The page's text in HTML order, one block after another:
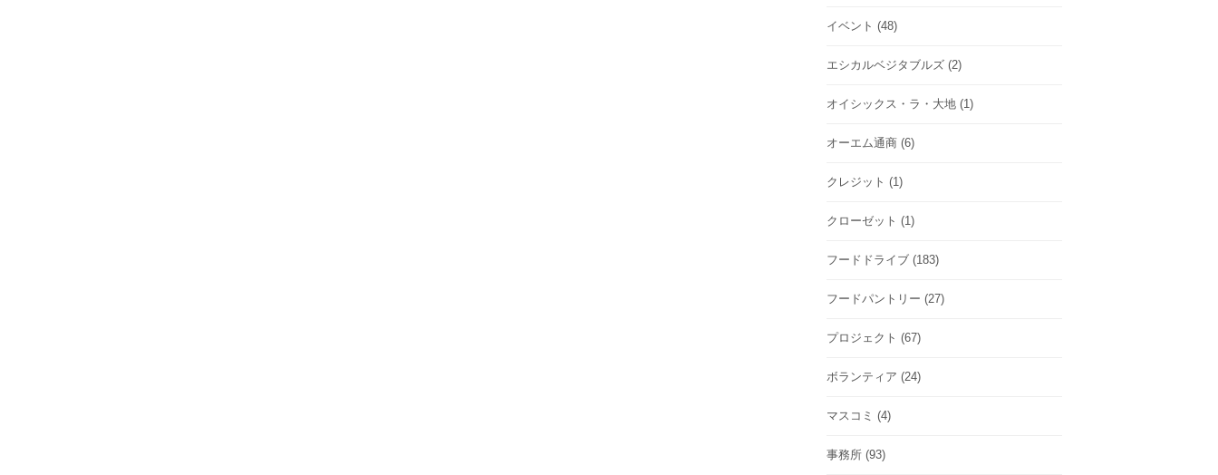
イベント (48)
エシカルベジタブルズ (2)
オイシックス・ラ・大地 (1)
オーエム通商 (6)
クレジット (1)
クローゼット (1)
フードドライブ (183)
フードパントリー (27)
プロジェクト (67)
ボランティア (24)
マスコミ (4)
事務所 (93)